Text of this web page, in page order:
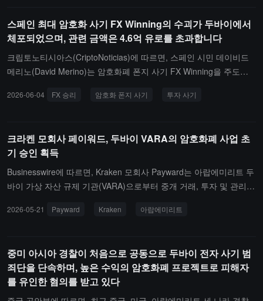
와 산업계 간의 교류 협력을 지속적으로 추진하고 있으며, 그 창립자
이자 CEO인 Dr. Han은 여러 차례 캠퍼스에 초청되어 젊은 학생들과
블록체인, 산업 혁신 및 디지털 경제 발전 트렌드에 대해 공유했습니
다. 교육과 산업의 융합 실천을 심화함으로써 Gate는 Web3 및 디지
스페인 최대 암호화 사기 FX Winning의 수괴가 두바이에서
체포되었으며, 관련 금액은 4.6억 유로를 초과합니다
크립토노티시아스(CriptoNoticias)에 따르면, 스페인 시민 데이비드
메리노(David Merino)는 암호화폐 폰지 사기 FX Winning을 주도한
가장 큰 암호화폐 관련 폰지 사기로, 관련 금액은 4억 6천만 유로를
환 및 암호화폐 투자에 대한 높은 수익을 약속하여 자금을 유치했습
니다. 그의 운영 방식은 새로운 투자자의 자금으로 초기 투자자에게
지급하는 것이며, 이 계획은 약 30개국에서 운영되고 있습니다.스페
인은 일반적으로 아랍에미리트에 송환 서류를 제출하는 데 15일에서
도 조사를 받고 있으며, 미국 마약 단속국은 이 사기가 1000억 달러
그의 팀의 다른 구성원에게 돌렸습니다. 스페인 국가 증권 시장 위원
회는 2021년부터 FX Winning이 투자 서비스를 제공할 권한이 없다
고 경고해왔습니다.
2026-06-04 FX 승리 암호화 폰지 사기 투자 사기
크라켄 모회사 페이워드, 두바이 VARA의 암호화폐 사업 초
기 승인 획득
Businesswire에 따르면, Kraken 모회사 Payward는 아랍에미리트 두
바이 가상 자산 규제 기관(VARA)으로부터 중개 거래, 투자 및 관리
을 확장할 계획이라고 발표했습니다.Payward는 현지 규제 기관을 통
으로 예상하고 있습니다.
2026-05-21 Payward Kraken 아랍에미리트
중미 아시아 경찰이 처음으로 공동으로 두바이 전자 사기 범
죄단을 단속하며, 높은 수익의 암호화폐 프로젝트로 피해자
를 유인한 혐의를 받고 있다